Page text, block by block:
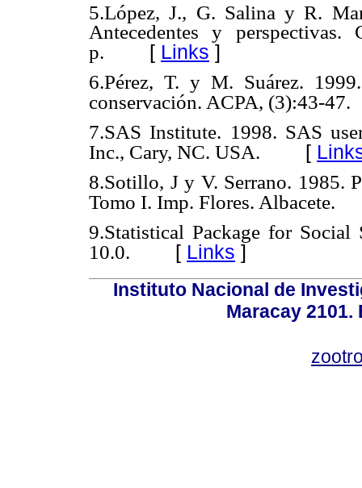
5.López, J., G. Salina y R.
Antecedentes y
p. [ Links ]
6.Pérez, T. y M. Suárez.
conservación. ACPA, (3):43-47.
7.SAS Institute. 1998. SAS
Inc., Cary, NC. USA. [
8.Sotillo, J y V. Serrano. 1985.
Tomo I. Imp. Flores. Albacete.
9.Statistical Package for Social
10.0. [ Links ]
Instituto Nacional de
Maracay 2101.